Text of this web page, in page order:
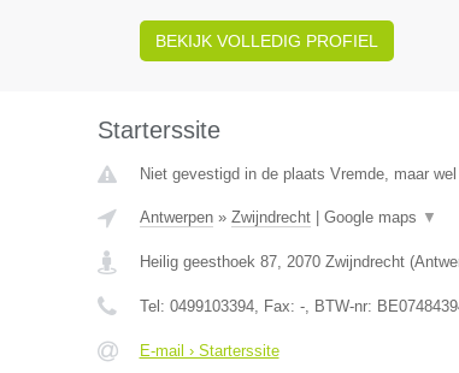
BEKIJK VOLLEDIG PROFIEL
Starterssite
Niet gevestigd in de plaats Vremde, maar
Antwerpen» Zwijndrecht| Google maps ▼
Heilig geesthoek 87, 2070 Zwijndrecht(
Tel: 0499103394, Fax: -, BTW-nr:
E-mail › Starterssite